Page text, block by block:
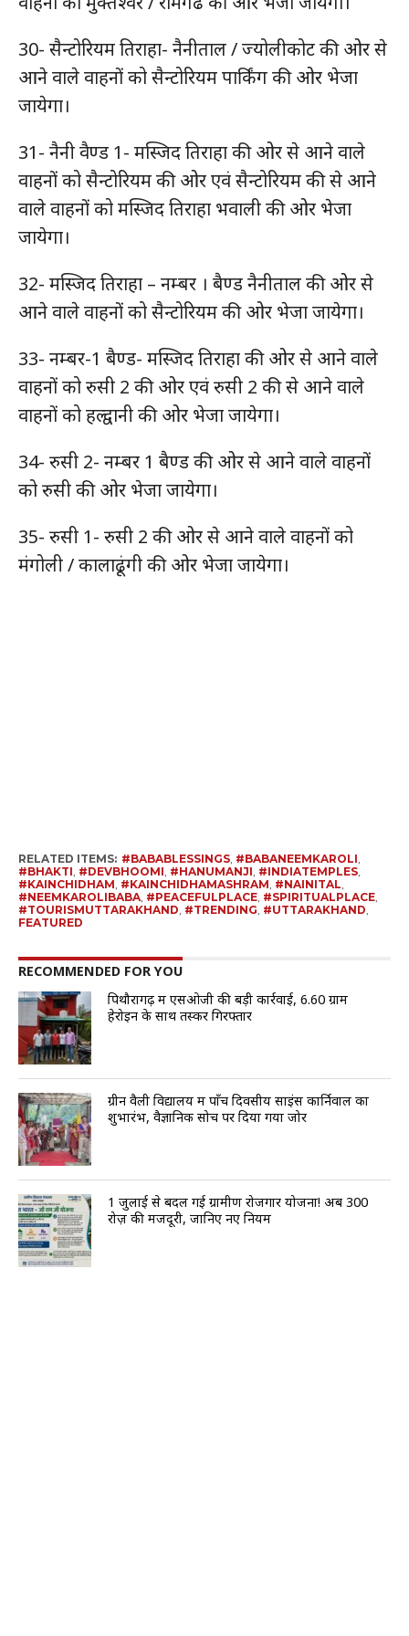
30- सैन्टोरियम तिराहा- नैनीताल / ज्योलीकोट की ओर से
आने वाले वाहनों को सैन्टोरियम पार्किंग की ओर भेजा
जायेगा।
31- नैनी वैण्ड 1- मस्जिद तिराहा की ओर से आने वाले
वाहनों को सैन्टोरियम की ओर एवं सैन्टोरियम की से आने
वाले वाहनों को मस्जिद तिराहा भवाली की ओर भेजा
जायेगा।
32- मस्जिद तिराहा – नम्बर । बैण्ड नैनीताल की ओर से
आने वाले वाहनों को सैन्टोरियम की ओर भेजा जायेगा।
33- नम्बर-1 बैण्ड- मस्जिद तिराहा की ओर से आने वाले
वाहनों को रुसी 2 की ओर एवं रुसी 2 की से आने वाले
वाहनों को हल्द्वानी की ओर भेजा जायेगा।
34- रुसी 2- नम्बर 1 बैण्ड की ओर से आने वाले वाहनों
को रुसी की ओर भेजा जायेगा।
35- रुसी 1- रुसी 2 की ओर से आने वाले वाहनों को
मंगोली / कालाढूंगी की ओर भेजा जायेगा।
RELATED ITEMS: #BABABLESSINGS, #BABANEEMKAROLI
#BHAKTI #DEVBHOOMI #HANUMANJI #INDIATEMPLES,
#KAINCHIDHAM #KAINCHIDHAMASHRAM #NAINITAL
#NEEMKAROLIBABA, #PEACEFULPLACE, #SPIRITUALPLACE,
#TOURISMUTTARAKHAND #TRENDING #UTTARAKHAND
FEATURED
RECOMMENDED FOR YOU
पिथौरागढ़ में एसओजी की बड़ी कार्रवाई, 6.60 ग्राम
हेरोइन के साथ तस्कर गिरफ्तार
ग्रीन वैली विद्यालय में पाँच दिवसीय साइंस कार्निवाल का
शुभारंभ, वैज्ञानिक सोच पर दिया गया जोर
1 जुलाई से बदल गई ग्रामीण रोजगार योजना! अब ₹300
रोज़ की मजदूरी, जानिए नए नियम